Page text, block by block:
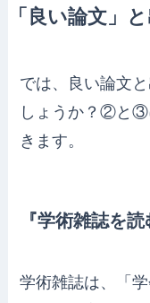
「良い論文」
では、良い論文
しょうか？②と③
きます。
『学術雑誌を
学術雑誌は、「